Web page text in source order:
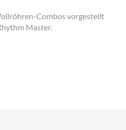
Combos vorgestellt
Master.